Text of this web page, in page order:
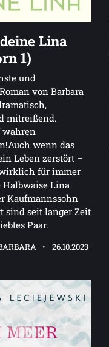
Lina
1)
und
von Barbara
mitreißend.
wahren
wenn das
Leben zerstört –
für immer
Halbwaise Lina
Kaufmannssohn
sind seit langer Zeit
Paar.
26.10.2023